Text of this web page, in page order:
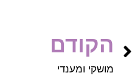
הקודם
מושקי ומענדי